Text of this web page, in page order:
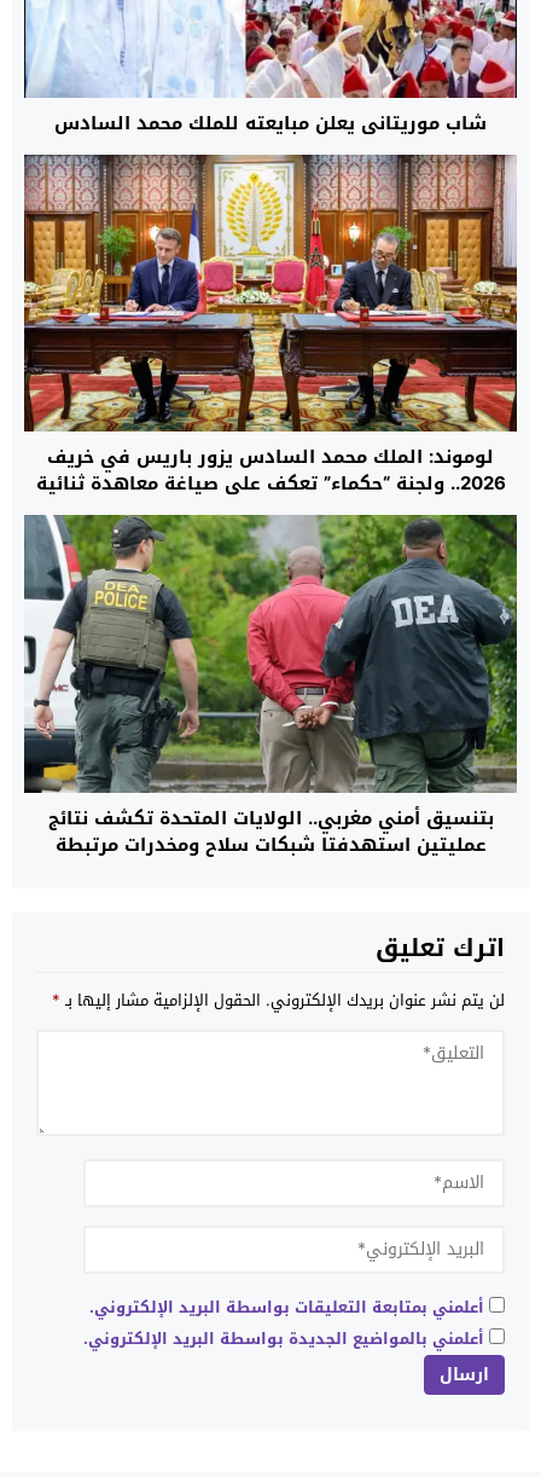
شاب موريتاني يعلن مبايعته للملك محمد السادس
لوموند: الملك محمد السادس يزور باريس في خريف
2026.. ولجنة “حكماء” تعكف على صياغة معاهدة ثنائية
جديدة بين المغرب وفرنسا
بتنسيق أمني مغربي.. الولايات المتحدة تكشف نتائج
عمليتين استهدفتا شبكات سلاح ومخدرات مرتبطة
اترك تعليق
لن يتم نشر عنوان بريدك الإلكتروني. الحقول الإلزامية مشار إليها بـ*
أعلمني بمتابعة التعليقات بواسطة البريد الإلكتروني.
أعلمني بالمواضيع الجديدة بواسطة البريد الإلكتروني.